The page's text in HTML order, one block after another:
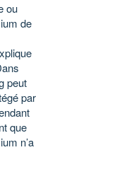
ou
de
peut
par
que
n’a